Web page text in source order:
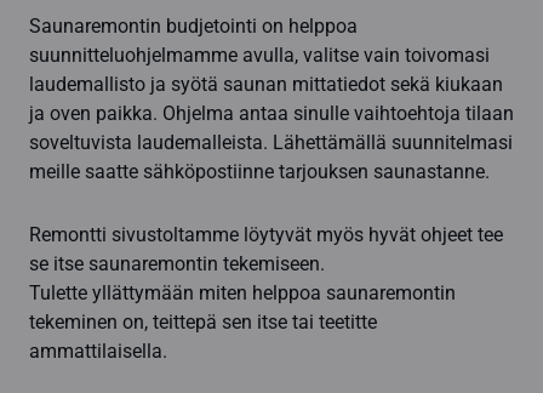
Saunaremontin budjetointi on helppoa
suunnitteluohjelmamme avulla, valitse vain toivomasi
laudemallisto ja syötä saunan mittatiedot sekä kiukaan
ja oven paikka. Ohjelma antaa sinulle vaihtoehtoja tilaan
soveltuvista laudemalleista. Lähettämällä suunnitelmasi
meille saatte sähköpostiinne tarjouksen saunastanne.
Remontti sivustoltamme löytyvät myös hyvät ohjeet tee
se itse saunaremontin tekemiseen.
Tulette yllättymään miten helppoa saunaremontin
tekeminen on, teittepä sen itse tai teetitte
ammattilaisella.